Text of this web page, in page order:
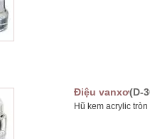
Điệu vanxơ(D-
Hũ kem acrylic